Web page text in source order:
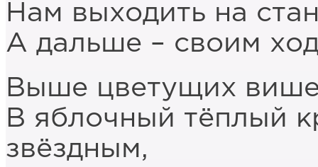
Нам выходить на
А дальше – своим
Выше цветущих
В яблочный тёплый
звёздным,